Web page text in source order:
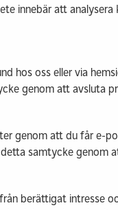
innebär att
hos oss eller via
genom att avsluta
genom att du får e-
samtycke genom
berättigat intresse